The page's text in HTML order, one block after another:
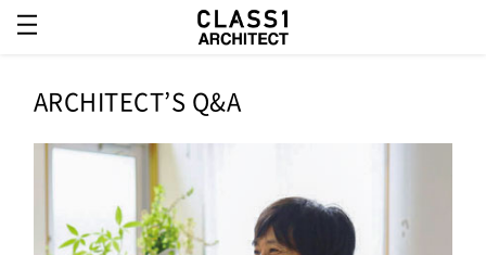
ARCHITECT’S Q&A